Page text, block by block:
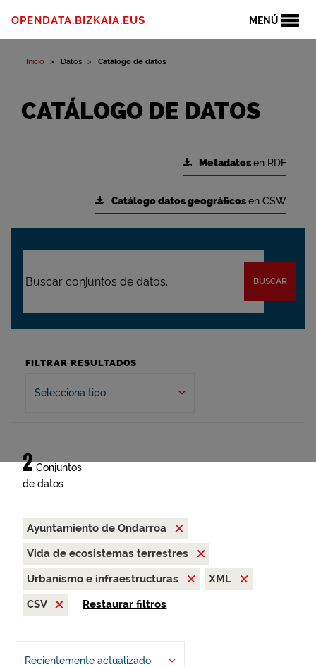
MENÚ
OPENDATA.BIZKAIA.EUS
Inicio Datos Catálogo de datos
CATÁLOGO DE DATOS
Metadatosen RDF
Catálogo datos geográficosen CSW
BUSCAR
FILTRAR RESULTADOS
Selecciona tipo
2 Conjuntos
de datos
Ayuntamiento de Ondarroa
Vida de ecosistemas terrestres
Urbanismo e infraestructuras
XML
CSV
Restaurar filtros
Recientemente actualizado